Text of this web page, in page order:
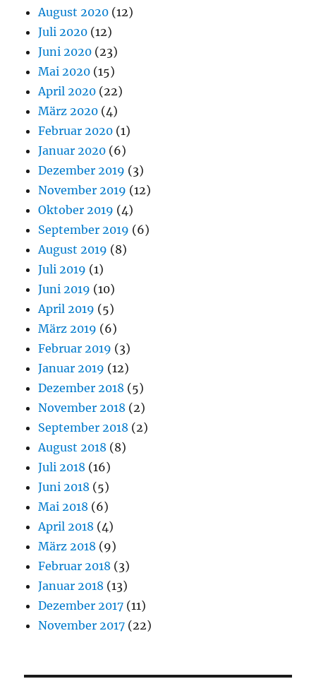
August 2020 (12)
Juli 2020 (12)
Juni 2020 (23)
Mai 2020 (15)
April 2020 (22)
März 2020 (4)
Februar 2020 (1)
Januar 2020 (6)
Dezember 2019 (3)
November 2019 (12)
Oktober 2019 (4)
September 2019 (6)
August 2019 (8)
Juli 2019 (1)
Juni 2019 (10)
April 2019 (5)
März 2019 (6)
Februar 2019 (3)
Januar 2019 (12)
Dezember 2018 (5)
November 2018 (2)
September 2018 (2)
August 2018 (8)
Juli 2018 (16)
Juni 2018 (5)
Mai 2018 (6)
April 2018 (4)
März 2018 (9)
Februar 2018 (3)
Januar 2018 (13)
Dezember 2017 (11)
November 2017 (22)